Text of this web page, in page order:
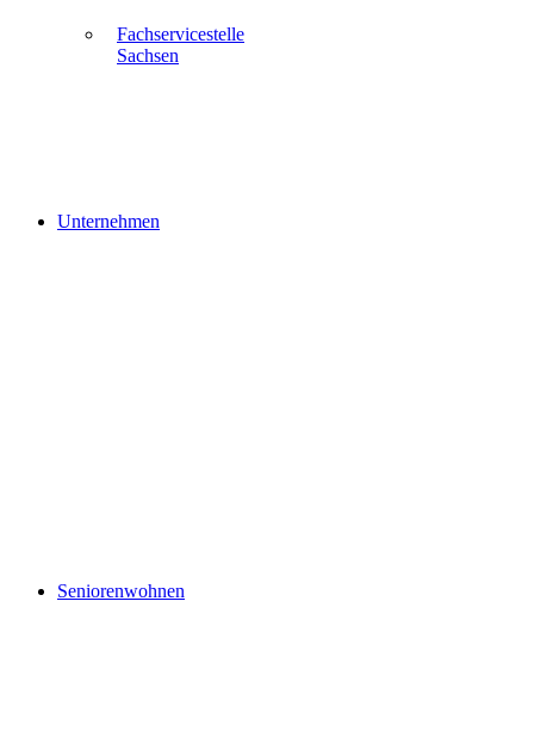
Fachservicestelle
Sachsen
Seniorenwohnen
Unternehmen